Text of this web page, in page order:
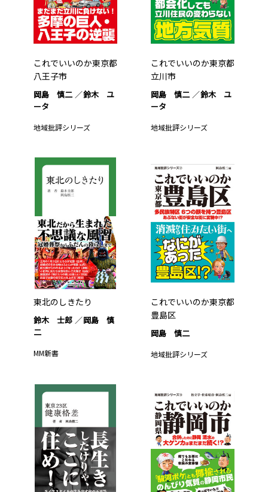
これでいいのか東京都
八王子市
岡島 慎二
鈴木 ユ
ータ
地域批評シリーズ
これでいいのか東京都
立川市
岡島 慎二
鈴木 ユ
ータ
地域批評シリーズ
東北のしきたり
鈴木 士郎
岡島 慎
二
MM新書
これでいいのか東京都
豊島区
岡島 慎二
地域批評シリーズ